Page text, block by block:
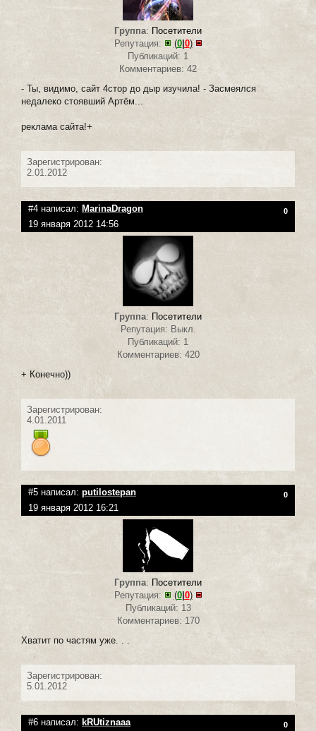
Группа: Посетители
Репутация:
(0| 0)
Публикаций: 1
Комментариев: 42
- Ты, видимо, сайт 4стор до дыр изучила! - Засмеялся
недалеко стоявший Артём...
реклама сайта!+
Зарегистрирован:
2.01.2012
#4 написал: MarinaDragon 0
19 января 2012 14:56
Группа: Посетители
Репутация: Выкл.
Публикаций: 1
Комментариев: 420
+ Конечно))
Зарегистрирован:
4.01.2011
#5 написал: putilostepan 0
19 января 2012 16:21
Группа: Посетители
Репутация:
(0| 0)
Публикаций: 13
Комментариев: 170
Хватит по частям уже. . .
Зарегистрирован:
5.01.2012
#6 написал: kRUtiznaaa 0